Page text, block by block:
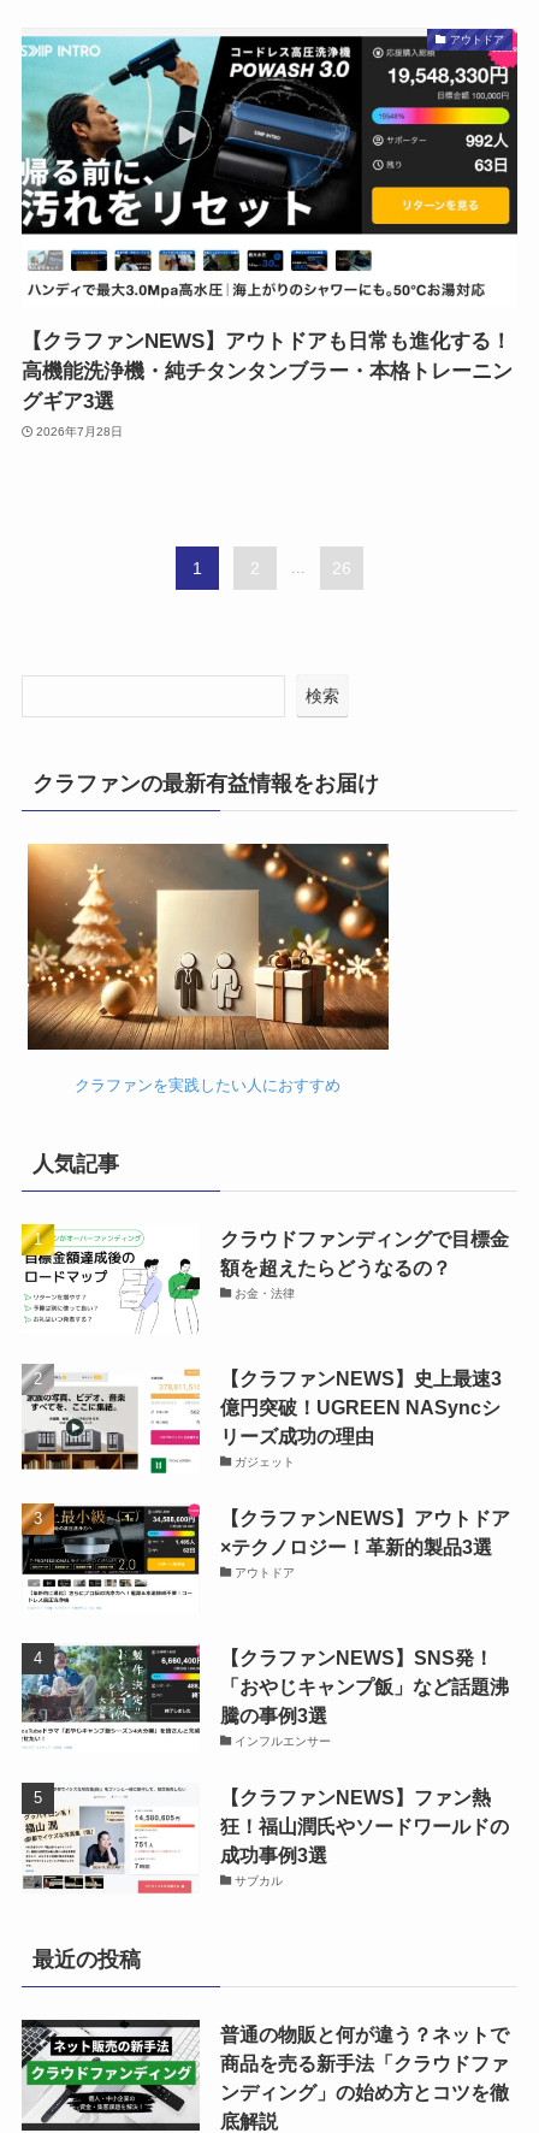
アウトドア
【クラファンNEWS】アウトドアも日常も進化する！
高機能洗浄機・純チタンタンブラー・本格トレーニン
グギア3選
2026年7月28日
1 2 ... 26
検索
クラファンの最新有益情報をお届け
クラファンを実践したい人におすすめ
人気記事
クラウドファンディングで目標金
額を超えたらどうなるの？
お金・法律
【クラファンNEWS】史上最速3
億円突破！UGREEN NASyncシ
リーズ成功の理由
ガジェット
【クラファンNEWS】アウトドア
×テクノロジー！革新的製品3選
アウトドア
【クラファンNEWS】SNS発！
「おやじキャンプ飯」など話題沸
騰の事例3選
インフルエンサー
【クラファンNEWS】ファン熱
狂！福山潤氏やソードワールドの
成功事例3選
サブカル
最近の投稿
普通の物販と何が違う？ネットで
商品を売る新手法「クラウドファ
ンディング」の始め方とコツを徹
底解説